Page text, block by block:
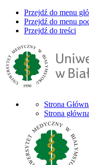
Przejdź do menu
Przejdź do menu
Przejdź do treści
Strona
Strona